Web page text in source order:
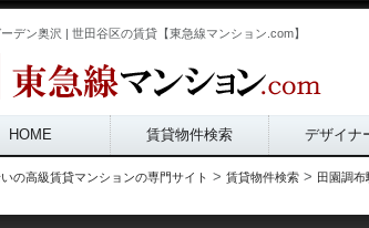
デン奥沢 | 世田谷区の賃貸【東急線マンション.com】
HOME 賃貸物件検索 デザイナ
の高級賃貸マンションの専門サイト > 賃貸物件検索 > 田園調